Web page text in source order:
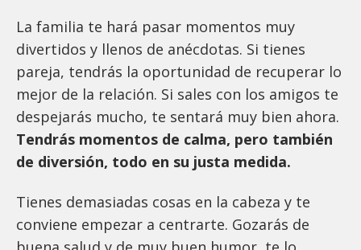
La familia te hará pasar momentos muy
divertidos y llenos de anécdotas. Si tienes
pareja, tendrás la oportunidad de recuperar lo
mejor de la relación. Si sales con los amigos te
despejarás mucho, te sentará muy bien ahora.
Tendrás momentos de calma, pero también
de diversión, todo en su justa medida.
Tienes demasiadas cosas en la cabeza y te
conviene empezar a centrarte. Gozarás de